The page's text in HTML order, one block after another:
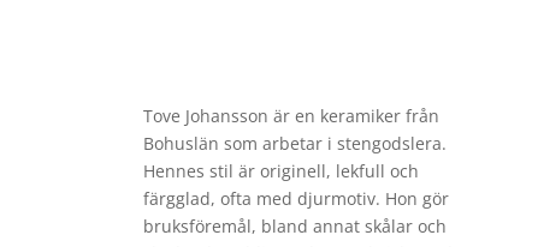
Tove Johansson är en keramiker från
Bohuslän som arbetar i stengodslera.
Hennes stil är originell, lekfull och
färgglad, ofta med djurmotiv. Hon gör
bruksföremål, bland annat skålar och